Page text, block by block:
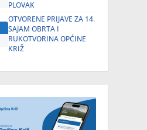
PLOVAK
OTVORENE PRIJAVE ZA 14.
SAJAM OBRTA I
RUKOTVORINA OPĆINE
KRIŽ